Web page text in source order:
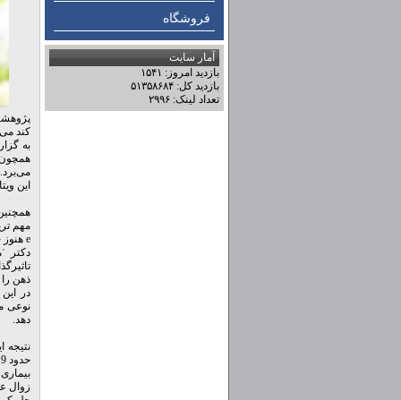
فروشگاه
آمار سایت
بازدید امروز: ۱۵۴۱
بازدید کل: ۵۱۳۵۸۶۸۴
تعداد لینک: ۲۹۹۶
کند
به
همچون
می‌برد.
این
مهم
e هنوز خیلی مشخص نیست.
دکتر
ذهن را
نوعی
دهد.
نتیجه
حدود 19 درصد کاهش می دهد.
زوال